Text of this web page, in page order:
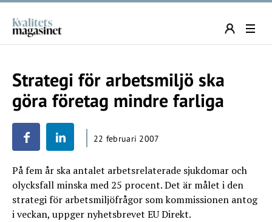
Strategi för arbetsmiljö ska
göra företag mindre farliga
22 februari 2007
På fem år ska antalet arbetsrelaterade sjukdomar och
olycksfall minska med 25 procent. Det är målet i den
strategi för arbetsmiljöfrågor som kommissionen antog
i veckan, uppger nyhetsbrevet EU Direkt.